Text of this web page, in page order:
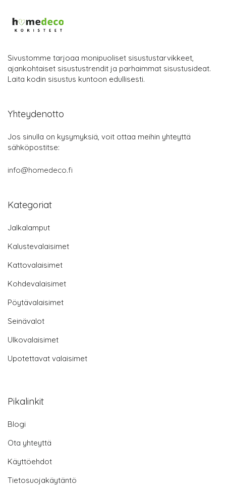
Sivustomme tarjoaa monipuoliset sisustustarvikkeet,
ajankohtaiset sisustustrendit ja parhaimmat sisustusideat.
Laita kodin sisustus kuntoon edullisesti.
Yhteydenotto
Jos sinulla on kysymyksiä, voit ottaa meihin yhteyttä
sähköpostitse:
info@homedeco.fi
Kategoriat
Jalkalamput
Kalustevalaisimet
Kattovalaisimet
Kohdevalaisimet
Pöytävalaisimet
Seinävalot
Ulkovalaisimet
Upotettavat valaisimet
Pikalinkit
Blogi
Ota yhteyttä
Käyttöehdot
Tietosuojakäytäntö